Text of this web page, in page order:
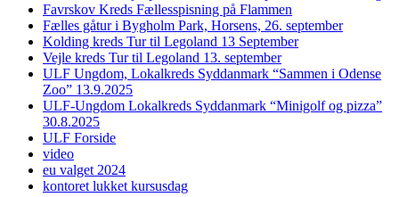
Favrskov Kreds Fællesspisning på Flammen
Fælles gåtur i Bygholm Park, Horsens, 26. september
Kolding kreds Tur til Legoland 13 September
Vejle kreds Tur til Legoland 13. september
ULF Ungdom, Lokalkreds Syddanmark “Sammen i Odense
Zoo” 13.9.2025
ULF-Ungdom Lokalkreds Syddanmark “Minigolf og pizza”
30.8.2025
ULF Forside
video
eu valget 2024
kontoret lukket kursusdag